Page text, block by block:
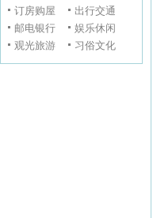
订房购屋
出行交通
邮电银行
娱乐休闲
观光旅游
习俗文化